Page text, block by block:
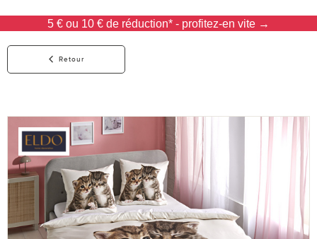
5 € ou 10 € de réduction* - profitez-en vite →
Retour